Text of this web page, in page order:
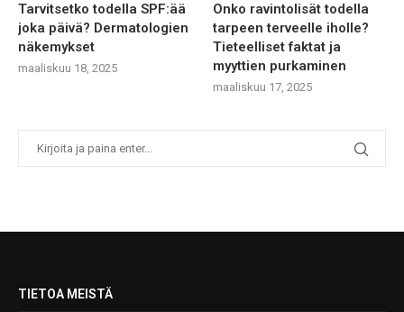
Tarvitsetko todella SPF:ää
joka päivä? Dermatologien
näkemykset
maaliskuu 18, 2025
Onko ravintolisät todella
tarpeen terveelle iholle?
Tieteelliset faktat ja
myyttien purkaminen
maaliskuu 17, 2025
TIETOA MEISTÄ